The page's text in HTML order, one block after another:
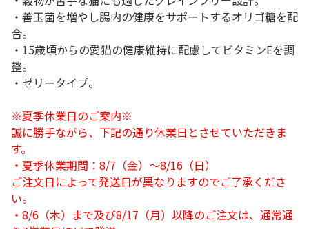
・善玉菌を増やし腸内の健康をサポートするオリゴ糖を配
合。
・15歳頃からの愛猫の健康維持に配慮してビタミンEを調
整。
・ゼリータイプ。
※夏季休業日のご案内※
誠に勝手ながら、下記の通り休業日とさせていただきま
す。
・夏季休業期間：8/7（金）～8/16（日）
ご注文日によって発送日が異なりますのでご了承くださ
い。
・8/6（木）まで及び8/17（月）以降のご注文は、通常通